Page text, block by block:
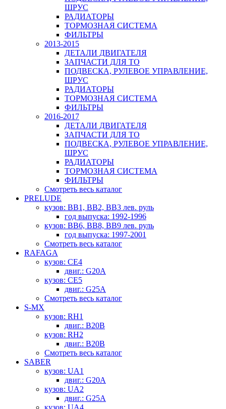
ШРУС
РАДИАТОРЫ
ТОРМОЗНАЯ СИСТЕМА
ФИЛЬТРЫ
2013-2015
ДЕТАЛИ ДВИГАТЕЛЯ
ЗАПЧАСТИ ДЛЯ ТО
ПОДВЕСКА, РУЛЕВОЕ УПРАВЛЕНИЕ,
ШРУС
РАДИАТОРЫ
ТОРМОЗНАЯ СИСТЕМА
ФИЛЬТРЫ
2016-2017
ДЕТАЛИ ДВИГАТЕЛЯ
ЗАПЧАСТИ ДЛЯ ТО
ПОДВЕСКА, РУЛЕВОЕ УПРАВЛЕНИЕ,
ШРУС
РАДИАТОРЫ
ТОРМОЗНАЯ СИСТЕМА
ФИЛЬТРЫ
Смотреть весь каталог
PRELUDE
кузов: BB1, BB2, BB3 лев. руль
год выпуска: 1992-1996
кузов: BB6, BB8, BB9 лев. руль
год выпуска: 1997-2001
Смотреть весь каталог
RAFAGA
кузов: CE4
двиг.: G20A
кузов: CE5
двиг.: G25A
Смотреть весь каталог
S-MX
кузов: RH1
двиг.: B20B
кузов: RH2
двиг.: B20B
Смотреть весь каталог
SABER
кузов: UA1
двиг.: G20A
кузов: UA2
двиг.: G25A
кузов: UA4